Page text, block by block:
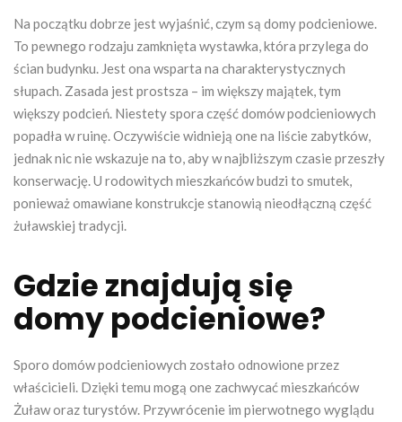
Na początku dobrze jest wyjaśnić, czym są domy podcieniowe.
To pewnego rodzaju zamknięta wystawka, która przylega do
ścian budynku. Jest ona wsparta na charakterystycznych
słupach. Zasada jest prostsza – im większy majątek, tym
większy podcień. Niestety spora część domów podcieniowych
popadła w ruinę. Oczywiście widnieją one na liście zabytków,
jednak nic nie wskazuje na to, aby w najbliższym czasie przeszły
konserwację. U rodowitych mieszkańców budzi to smutek,
ponieważ omawiane konstrukcje stanowią nieodłączną część
żuławskiej tradycji.
Gdzie znajdują się
domy podcieniowe?
Sporo domów podcieniowych zostało odnowione przez
właścicieli. Dzięki temu mogą one zachwycać mieszkańców
Żuław oraz turystów. Przywrócenie im pierwotnego wyglądu